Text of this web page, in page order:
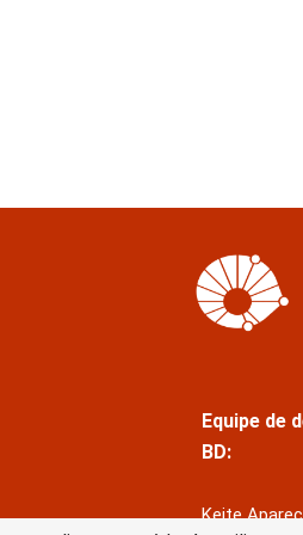
Equipe de
BD:
Keite